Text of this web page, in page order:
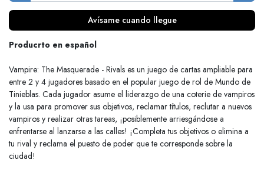
Avísame cuando llegue
Producrto en español
Vampire: The Masquerade - Rivals es un juego de cartas ampliable para
entre 2 y 4 jugadores basado en el popular juego de rol de Mundo de
Tinieblas. Cada jugador asume el liderazgo de una coterie de vampiros
y la usa para promover sus objetivos, reclamar títulos, reclutar a nuevos
vampiros y realizar otras tareas, ¡posiblemente arriesgándose a
enfrentarse al lanzarse a las calles! ¡Completa tus objetivos o elimina a
tu rival y reclama el puesto de poder que te corresponde sobre la
ciudad!